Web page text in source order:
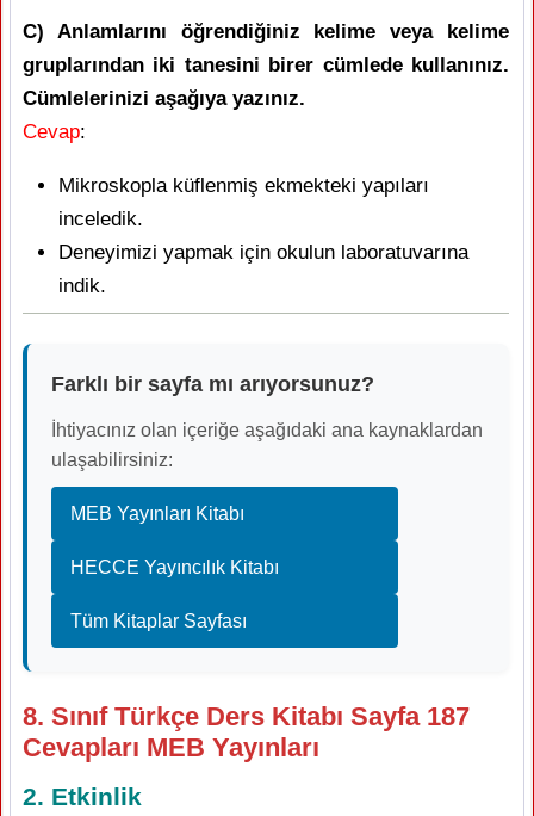
C) Anlamlarını öğrendiğiniz kelime veya kelime
gruplarından iki tanesini birer cümlede kullanınız.
Cümlelerinizi aşağıya yazınız.
Cevap:
Mikroskopla küflenmiş ekmekteki yapıları
inceledik.
Deneyimizi yapmak için okulun laboratuvarına
indik.
Farklı bir sayfa mı arıyorsunuz?
İhtiyacınız olan içeriğe aşağıdaki ana kaynaklardan
ulaşabilirsiniz:
MEB Yayınları Kitabı
HECCE Yayıncılık Kitabı
Tüm Kitaplar Sayfası
8. Sınıf Türkçe Ders Kitabı Sayfa 187
Cevapları MEB Yayınları
2. Etkinlik